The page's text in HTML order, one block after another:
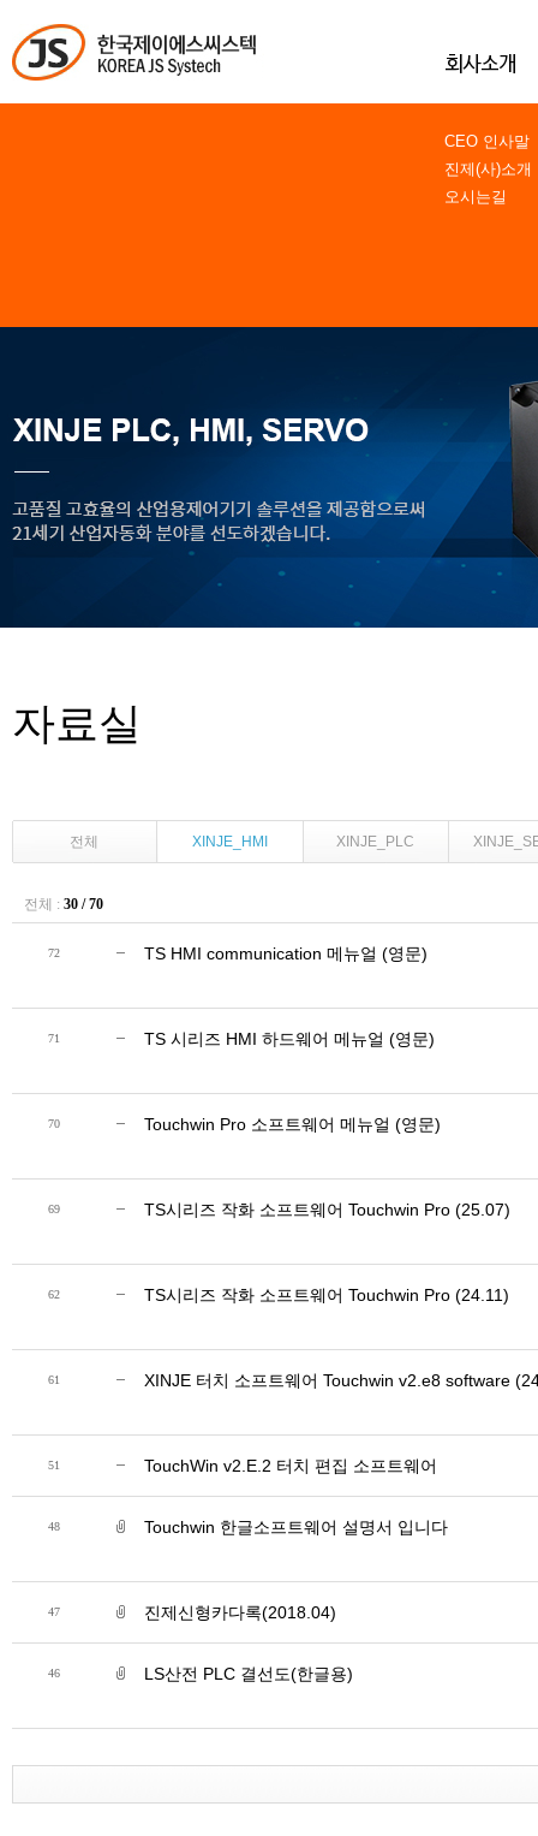
CEO 인사말
진제(사)소개
오시는길
자료실
전체 XINJE_HMI XINJE_PLC
전체 : 30 / 70
72 TS HMI communication 메뉴얼 (영문)
71 TS 시리즈 HMI 하드웨어 메뉴얼 (영문)
70 Touchwin Pro 소프트웨어 메뉴얼 (영문)
69 TS시리즈 작화 소프트웨어 Touchwin Pro (25.07)
62 TS시리즈 작화 소프트웨어 Touchwin Pro (24.11)
61 XINJE 터치 소프트웨어 Touchwin v2.e8 software
51 TouchWin v2.E.2 터치 편집 소프트웨어
48 Touchwin 한글소프트웨어 설명서 입니다
47 진제신형카다록(2018.04)
46 LS산전 PLC 결선도(한글용)